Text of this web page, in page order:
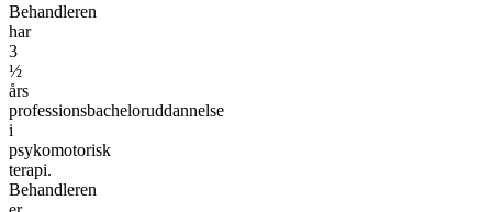
Behandleren
har
3
½
års
professionsbacheloruddannelse
i
psykomotorisk
terapi.
Behandleren